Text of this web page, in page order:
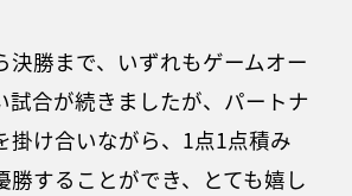
決勝まで、いずれもゲームオー
試合が続きましたが、パートナ
掛け合いながら、1点1点積み
勝することができ、とても嬉し